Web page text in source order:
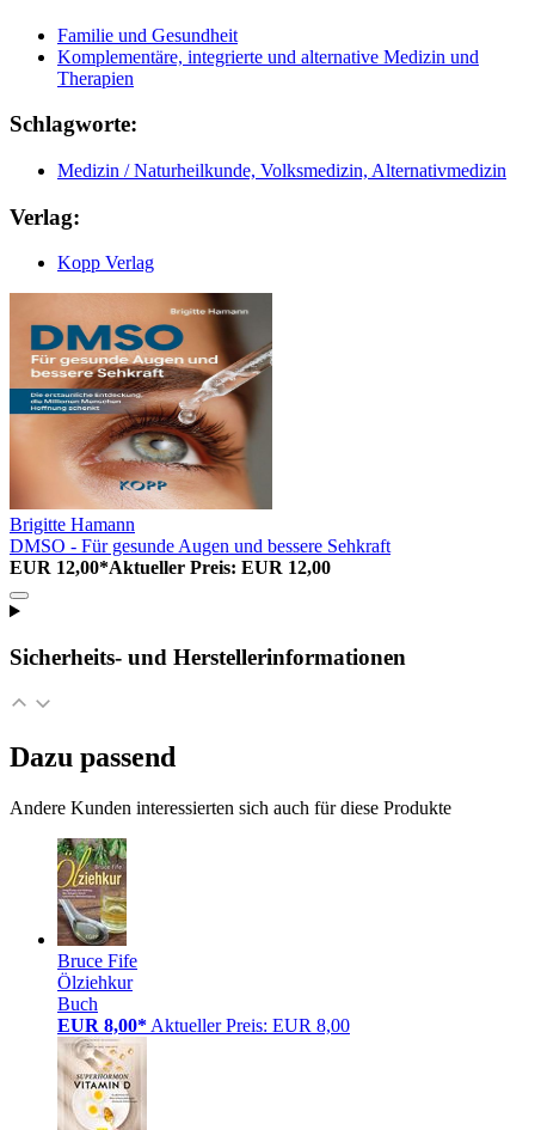
Familie und Gesundheit
Komplementäre, integrierte und alternative Medizin und
Therapien
Schlagworte:
Medizin / Naturheilkunde, Volksmedizin, Alternativmedizin
Verlag:
Kopp Verlag
Brigitte Hamann
DMSO - Für gesunde Augen und bessere Sehkraft
EUR 12,00*Aktueller Preis: EUR 12,00
Sicherheits- und Herstellerinformationen
Dazu passend
Andere Kunden interessierten sich auch für diese Produkte
Bruce Fife
Ölziehkur
Buch
EUR 8,00* Aktueller Preis: EUR 8,00